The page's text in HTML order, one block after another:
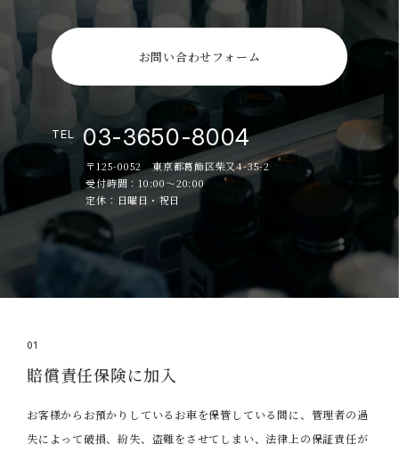
お問い合わせフォーム
TEL 03-3650-8004
〒125-0052 東京都葛飾区柴又4-35-2
受付時間：10:00～20:00
定休：日曜日・祝日
01
賠償責任保険に加入
お客様からお預かりしているお車を保管している間に、管理者の過
失によって破損、紛失、盗難をさせてしまい、法律上の保証責任が